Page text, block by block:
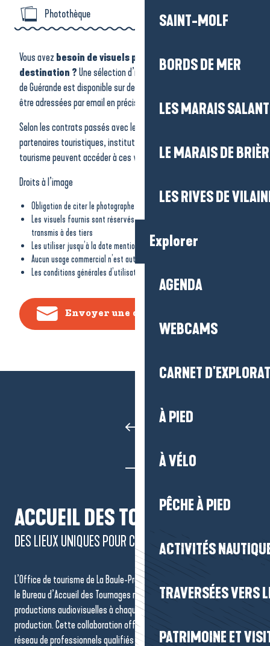
SAINT-MOLF
BORDS DE MER
LES MARAIS
LE MARAIS DE
LES RIVES DE
Explorer
AGENDA
WEBCAMS
CARNET
À PIED
À VÉLO
PÊCHE À PIED
ACTIVITÉS
TRAVERSÉES VERS
PATRIMOINE ET
Photothèque
Vous avez besoin de visuels pour illustrer notre belle
destination ?Une sélection d’images de La Baule – Presqu’île
de Guérande est disponible sur demande. Les demandes doivent
être adressées par email en précisant l’usage prévu des photos.
Selon les contrats passés avec les photographes, seuls nos
partenaires touristiques, institutionnels et presse
tourisme peuvent accéder à ces visuels.
Droits à l’image
Obligation de citer le photographe de manière visible
Les visuels fournis sont réservés à l’usage déclaré et ne peuvent être
transmis à des tiers
Les utiliser jusqu’à la date mentionnée
Aucun usage commercial n’est autorisé
Les conditions générales d’utilisation s’appliquent à toute demande
Envoyer une demande de visuels
ACCUEIL DES TOURNAGES
DES LIEUX UNIQUES POUR CHAQUE PRODUCTION
L’Office de tourisme de La Baule-Presqu’île de Guérande, en lien avec
le Bureau d’Accueil des Tournages régional, accompagne les
productions audiovisuelles à chaque étape, du repérage à la mise en
production. Cette collaboration offre une porte d’entrée claire, un
réseau de professionnels qualifiés et un suivi coordonné pour des